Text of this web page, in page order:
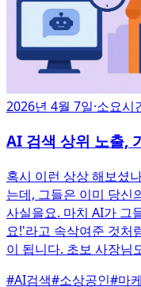
2026년 4월 7일·소요시
AI 검색 상위 노출,
혹시 이런 상상 해보셨
는데, 그들은 이미 당신
사실을요. 마치 AI가 그
요!'라고 속삭여준 것처
이 됩니다. 초보 사장님
#AI검색#소상공인#마